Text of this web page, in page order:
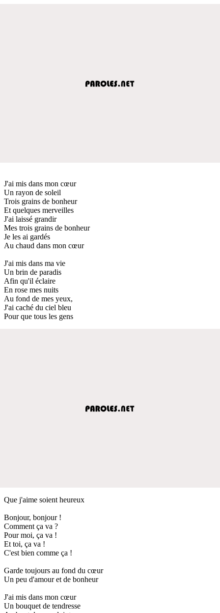
J'ai mis dans mon cœur
Un rayon de soleil
Trois grains de bonheur
Et quelques merveilles
J'ai laissé grandir
Mes trois grains de bonheur
Je les ai gardés
Au chaud dans mon cœur
J'ai mis dans ma vie
Un brin de paradis
Afin qu'il éclaire
En rose mes nuits
Au fond de mes yeux,
J'ai caché du ciel bleu
Pour que tous les gens
Que j'aime soient heureux
Bonjour, bonjour !
Comment ça va ?
Pour moi, ça va !
Et toi, ça va !
C'est bien comme ça !
Garde toujours au fond du cœur
Un peu d'amour et de bonheur
J'ai mis dans mon cœur
Un bouquet de tendresse